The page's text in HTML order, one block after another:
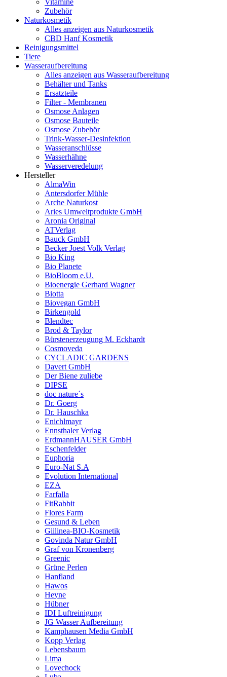
Vitamine
Zubehör
Naturkosmetik
Alles anzeigen aus Naturkosmetik
CBD Hanf Kosmetik
Reinigungsmittel
Tiere
Wasseraufbereitung
Alles anzeigen aus Wasseraufbereitung
Behälter und Tanks
Ersatzteile
Filter - Membranen
Osmose Anlagen
Osmose Bauteile
Osmose Zubehör
Trink-Wasser-Desinfektion
Wasseranschlüsse
Wasserhähne
Wasserveredelung
Hersteller
AlmaWin
Antersdorfer Mühle
Arche Naturkost
Aries Umweltprodukte GmbH
Aronia Original
ATVerlag
Bauck GmbH
Becker Joest Volk Verlag
Bio King
Bio Planete
BioBloom e.U.
Bioenergie Gerhard Wagner
Biotta
Biovegan GmbH
Birkengold
Blendtec
Brod & Taylor
Bürstenerzeugung M. Eckhardt
Cosmoveda
CYCLADIC GARDENS
Davert GmbH
Der Biene zuliebe
DIPSE
doc nature´s
Dr. Goerg
Dr. Hauschka
Enichlmayr
Ennsthaler Verlag
ErdmannHAUSER GmbH
Eschenfelder
Euphoria
Euro-Nat S.A
Evolution International
EZA
Farfalla
FitRabbit
Flores Farm
Gesund & Leben
Giilinea-BIO-Kosmetik
Govinda Natur GmbH
Graf von Kronenberg
Greenic
Grüne Perlen
Hanfland
Hawos
Heyne
Hübner
IDI Luftreinigung
JG Wasser Aufbereitung
Kamphausen Media GmbH
Kopp Verlag
Lebensbaum
Lima
Lovechock